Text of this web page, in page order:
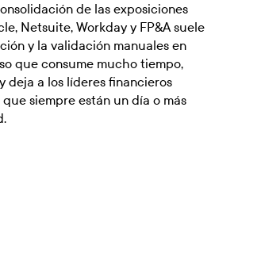
de las exposiciones
Netsuite, Workday y FP&A suele
y la validación manuales en
que consume mucho tiempo,
deja a los líderes financieros
siempre están un día o más